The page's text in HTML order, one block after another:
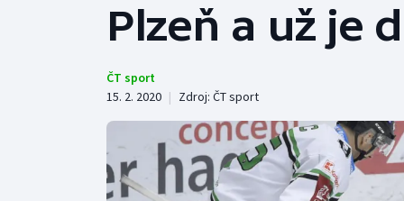
Tenis
Cyklistika
Basketbal
Boby a skeleton
Box
Plzeň a už je
ČT sport
15. 2. 2020 | Zdroj: ČT sport